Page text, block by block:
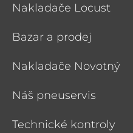
Nakladače Locust
Bazar a prodej
Nakladače Novotný
Náš pneuservis
Technické kontroly